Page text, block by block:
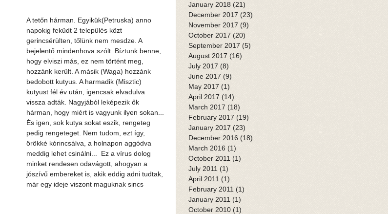
A tetőn hárman. Egyikük(Petruska) anno
napokig feküdt 2 település közt
gerincsérülten, tőlünk nem mesdze. A
bejelentő mindenhova szólt. Bíztunk benne,
hogy elviszi más, ez nem történt meg,
hozzánk került. A másik (Waga) hozzánk
bedobott kutyus. A harmadik (Misztic)
kutyust fél év után, igencsak elvadulva
vissza adták. Nagyjából leképezik ők
hárman, hogy miért is vagyunk ilyen sokan...
És igen, sok kutya sokat eszik, rengeteg
pedig rengeteget. Nem tudom, ezt így,
örökké kórincsálva, a holnapon aggódva
meddig lehet csinálni...  Ez a vírus dolog
minket rendesen odavágott, ahogyan a
jószívű embereket is, akik eddig adni tudtak,
már egy ideje viszont maguknak sincs
January 2018 (21)
December 2017 (23)
November 2017 (9)
October 2017 (20)
September 2017 (5)
August 2017 (16)
July 2017 (8)
June 2017 (9)
May 2017 (1)
April 2017 (14)
March 2017 (18)
February 2017 (19)
January 2017 (23)
December 2016 (18)
March 2016 (1)
October 2011 (1)
July 2011 (1)
April 2011 (1)
February 2011 (1)
January 2011 (1)
October 2010 (1)